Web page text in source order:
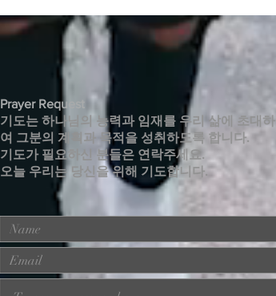
Prayer Request
기도는 하나님의 능력과 임재를 우리 삶에 초대하
여 그분의 계획과 목적을 성취하도록 합니다.
기도가 필요하신 분들은 연락주세요.
오늘 우리는 당신을 위해 기도합니다.